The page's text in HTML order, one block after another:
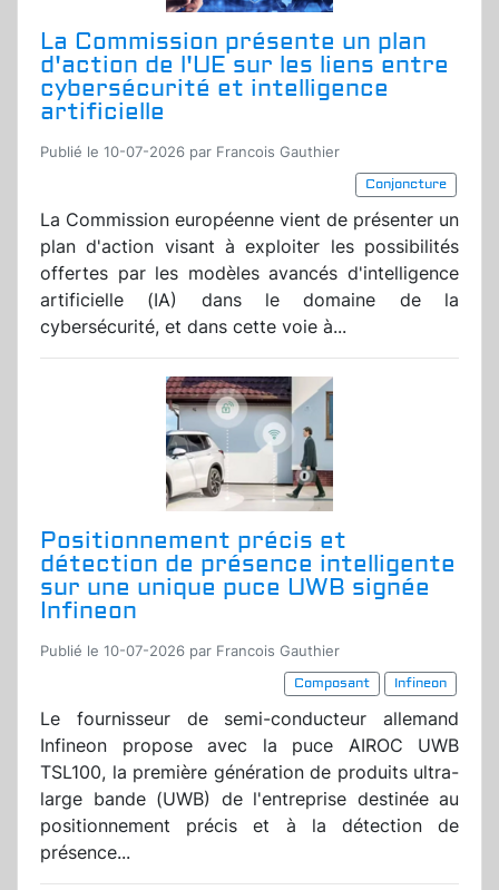
La Commission présente un plan
d'action de l'UE sur les liens entre
cybersécurité et intelligence
artificielle
Publié le 10-07-2026 par Francois Gauthier
Conjoncture
La Commission européenne vient de présenter un
plan d'action visant à exploiter les possibilités
offertes par les modèles avancés d'intelligence
artificielle (IA) dans le domaine de la
cybersécurité, et dans cette voie à...
Positionnement précis et
détection de présence intelligente
sur une unique puce UWB signée
Infineon
Publié le 10-07-2026 par Francois Gauthier
Composant
Infineon
Le fournisseur de semi-conducteur allemand
Infineon propose avec la puce AIROC UWB
TSL100, la première génération de produits ultra-
large bande (UWB) de l'entreprise destinée au
positionnement précis et à la détection de
présence...